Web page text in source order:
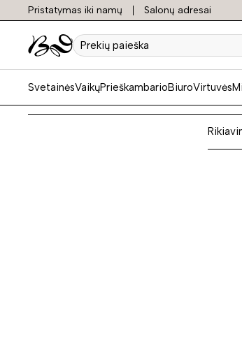
Pristatymas iki namų Salonų adresai
Prekių
paieška
SvetainėsVaikųPrieškambarioBiuroVirtuvės